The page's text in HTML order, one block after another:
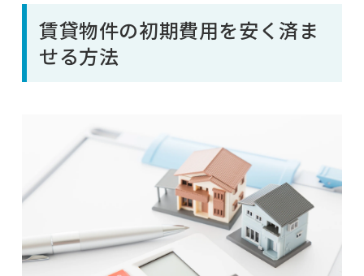
賃貸物件の初期費用を安く済ま
せる方法